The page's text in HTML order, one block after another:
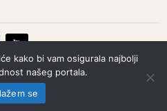
Copyright © 2026.
kakvo kopiranje strogo zabranjeno.
kako bi vam osigurala najbolji
našeg portala.
se